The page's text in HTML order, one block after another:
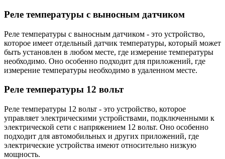
Реле температуры с выносным датчиком
Реле температуры с выносным датчиком - это устройство,
которое имеет отдельный датчик температуры, который может
быть установлен в любом месте, где измерение температуры
необходимо. Оно особенно подходит для приложений, где
измерение температуры необходимо в удаленном месте.
Реле температуры 12 вольт
Реле температуры 12 вольт - это устройство, которое
управляет электрическими устройствами, подключенными к
электрической сети с напряжением 12 вольт. Оно особенно
подходит для автомобильных и других приложений, где
электрические устройства имеют относительно низкую
мощность.